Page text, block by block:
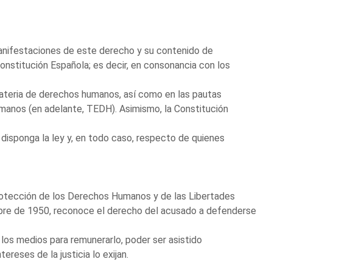
de este derecho y su contenido de
Española; es decir, en consonancia con los
de derechos humanos, así como en las pautas
(en adelante, TEDH). Asimismo, la Constitución
la ley y, en todo caso, respecto de quienes
de los Derechos Humanos y de las Libertades
de 1950, reconoce el derecho del acusado a defenderse
medios para remunerarlo, poder ser asistido
de la justicia lo exijan.